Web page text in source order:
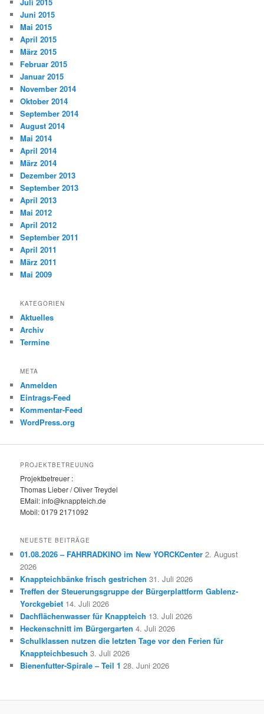
Juni 2015
Mai 2015
April 2015
März 2015
Februar 2015
Januar 2015
November 2014
Oktober 2014
September 2014
August 2014
Mai 2014
April 2014
März 2014
Dezember 2013
September 2013
April 2013
Mai 2012
April 2012
September 2011
April 2011
März 2011
Mai 2009
KATEGORIEN
Aktuelles
Archiv
Termine
META
Anmelden
Eintrags-Feed
Kommentar-Feed
WordPress.org
PROJEKTBETREUUNG
Projektbetreuer :
Thomas Lieber / Oliver Treydel
EMail: info@knappteich.de
Mobil: 0179 2171092
NEUESTE BEITRÄGE
01.08.2026 – FAHRRADKINO im New YORCKCenter 2. August
2026
Knappteichbänke frisch gestrichen 31. Juli 2026
Treffen der Steuerungsgruppe der Bürgerplattform Gablenz-
Yorckgebiet 14. Juli 2026
Dachflächenwasser für Knappteich 13. Juli 2026
Heckenschnitt im Bürgergarten 4. Juli 2026
Schulklassen nutzen die letzten Tage vor den Ferien für
Knappteichbesuch 3. Juli 2026
Bienenfutter-Spirale – Teil 1 28. Juni 2026